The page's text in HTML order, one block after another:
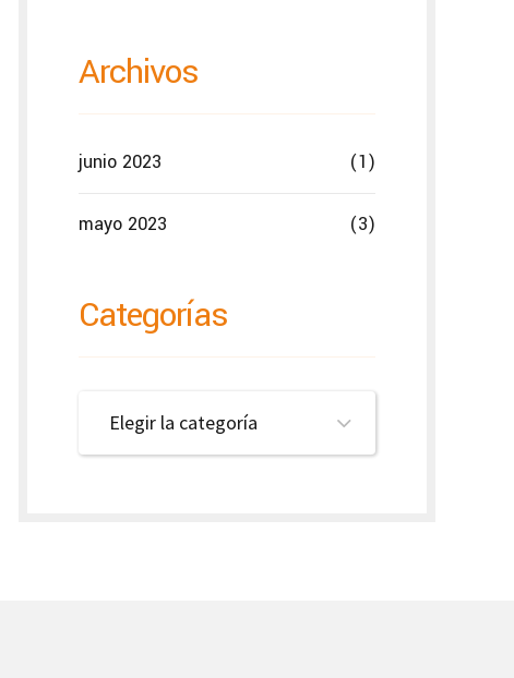
Archivos
junio 2023 (1)
mayo 2023 (3)
Categorías
Elegir la categoría